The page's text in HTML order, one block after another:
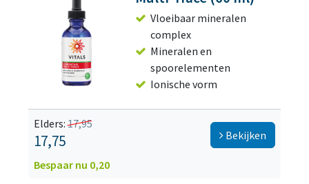
Vloeibaar mineralen
complex
Mineralen en
spoorelementen
Ionische vorm
Elders:17,95
17,75
Bespaar nu 0,20
Bekijken